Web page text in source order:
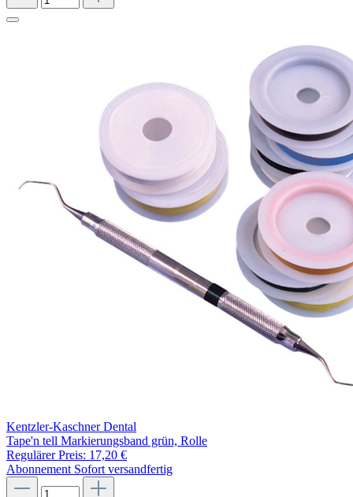
Kentzler-Kaschner Dental
Tape'n tell Markierungsband grün, Rolle
Regulärer Preis: 17,20 €
Abonnement Sofort versandfertig